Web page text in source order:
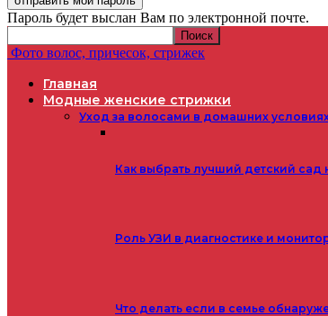
Пароль будет выслан Вам по электронной почте.
Фото волос, причесок, стрижек
Главная
Модные женские стрижки
Уход за волосами в домашних
Как выбрать лучший детский
Роль УЗИ в диагностике и
Что делать если в семье